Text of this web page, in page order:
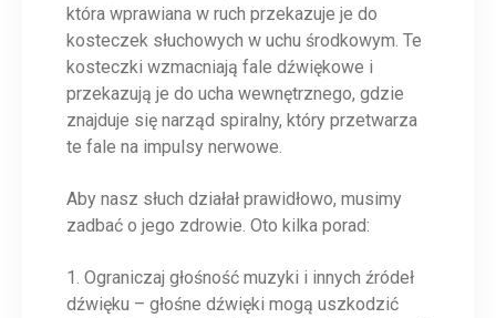
która wprawiana w ruch przekazuje je do
kosteczek słuchowych w uchu środkowym. Te
kosteczki wzmacniają fale dźwiękowe i
przekazują je do ucha wewnętrznego, gdzie
znajduje się narząd spiralny, który przetwarza
te fale na impulsy nerwowe.
Aby nasz słuch działał prawidłowo, musimy
zadbać o jego zdrowie. Oto kilka porad:
1. Ograniczaj głośność muzyki i innych źródeł
dźwięku – głośne dźwięki mogą uszkodzić